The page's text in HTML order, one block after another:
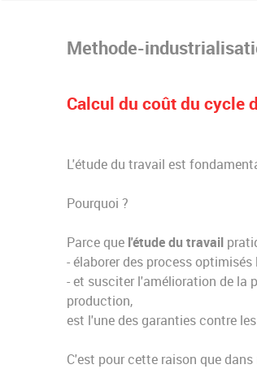
Methode-
Calcul du coût du cycle
L'étude du travail est
Pourquoi ?
Parce que l'étude du travail
- élaborer des process
- et susciter l'amélioration de la
production,
est l'une des garanties contre
C'est pour cette raison que dans